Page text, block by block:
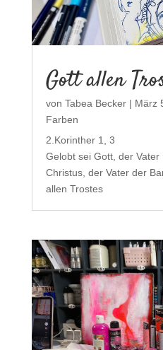
Gott allen
von Tabea Becker| März
Farben
2.Korinther 1, 3
Gelobt sei Gott, der
Christus, der Vater der
allen Trostes